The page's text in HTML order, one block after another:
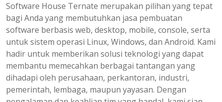
Software House Ternate merupakan pilihan yang tepat
bagi Anda yang membutuhkan jasa pembuatan
software berbasis web, desktop, mobile, console, serta
untuk sistem operasi Linux, Windows, dan Android. Kami
hadir untuk memberikan solusi teknologi yang dapat
membantu memecahkan berbagai tantangan yang
dihadapi oleh perusahaan, perkantoran, industri,
pemerintah, lembaga, maupun yayasan. Dengan